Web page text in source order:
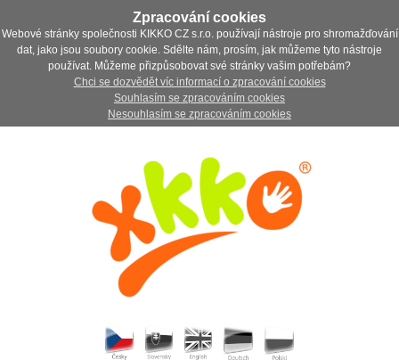
Zpracování cookies
Webové stránky společnosti KIKKO CZ s.r.o. používají nástroje pro shromažďování
dat, jako jsou soubory cookie. Sdělte nám, prosím, jak můžeme tyto nástroje
používat. Můžeme přizpůsobovat své stránky vašim potřebám?
Chci se dozvědět víc informací o zpracování cookies
Souhlasím se zpracováním cookies
Nesouhlasím se zpracováním cookies